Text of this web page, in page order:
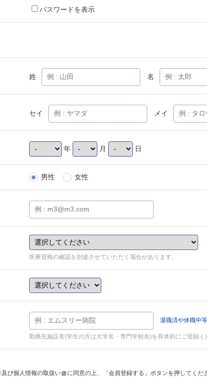
パスワードを表示
姓 名
セイ メイ
年 月 日
男性 女性
医療資格の確認を別途させていただく場合があります。
退職済や休職中
勤務先施設名(学生の方は大学名・専門学校名)を具体的にご登録く
及び個人情報の取扱い
に同意の上、「会員登録する」ボタンを押してくだ